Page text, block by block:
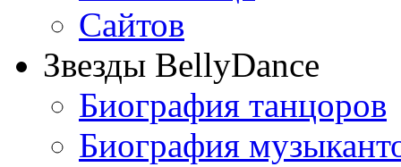
Сайтов
Звезды BellyDance
Биография танцоров
Биография